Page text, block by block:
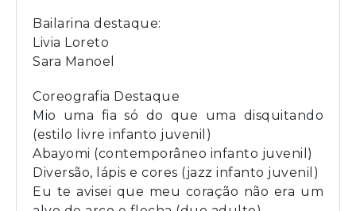
Bailarina destaque:
Livia Loreto
Sara Manoel
Coreografia Destaque
Mio uma fia só do que uma disquitando
(estilo livre infanto juvenil)
Abayomi (contemporâneo infanto juvenil)
Diversão, lápis e cores (jazz infanto juvenil)
Eu te avisei que meu coração não era um